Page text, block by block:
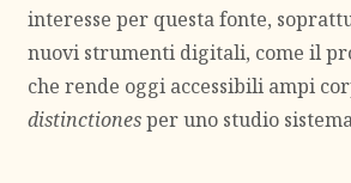
interesse per questa fonte,
nuovi strumenti digitali, come il
che rende oggi accessibili ampi
distinctionesper uno studio